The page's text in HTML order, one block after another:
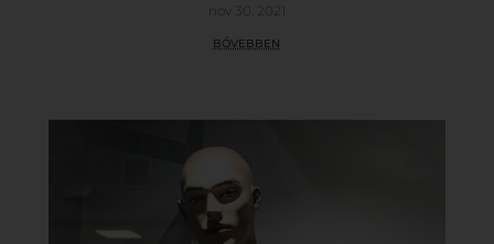
nov 30, 2021
bővebben